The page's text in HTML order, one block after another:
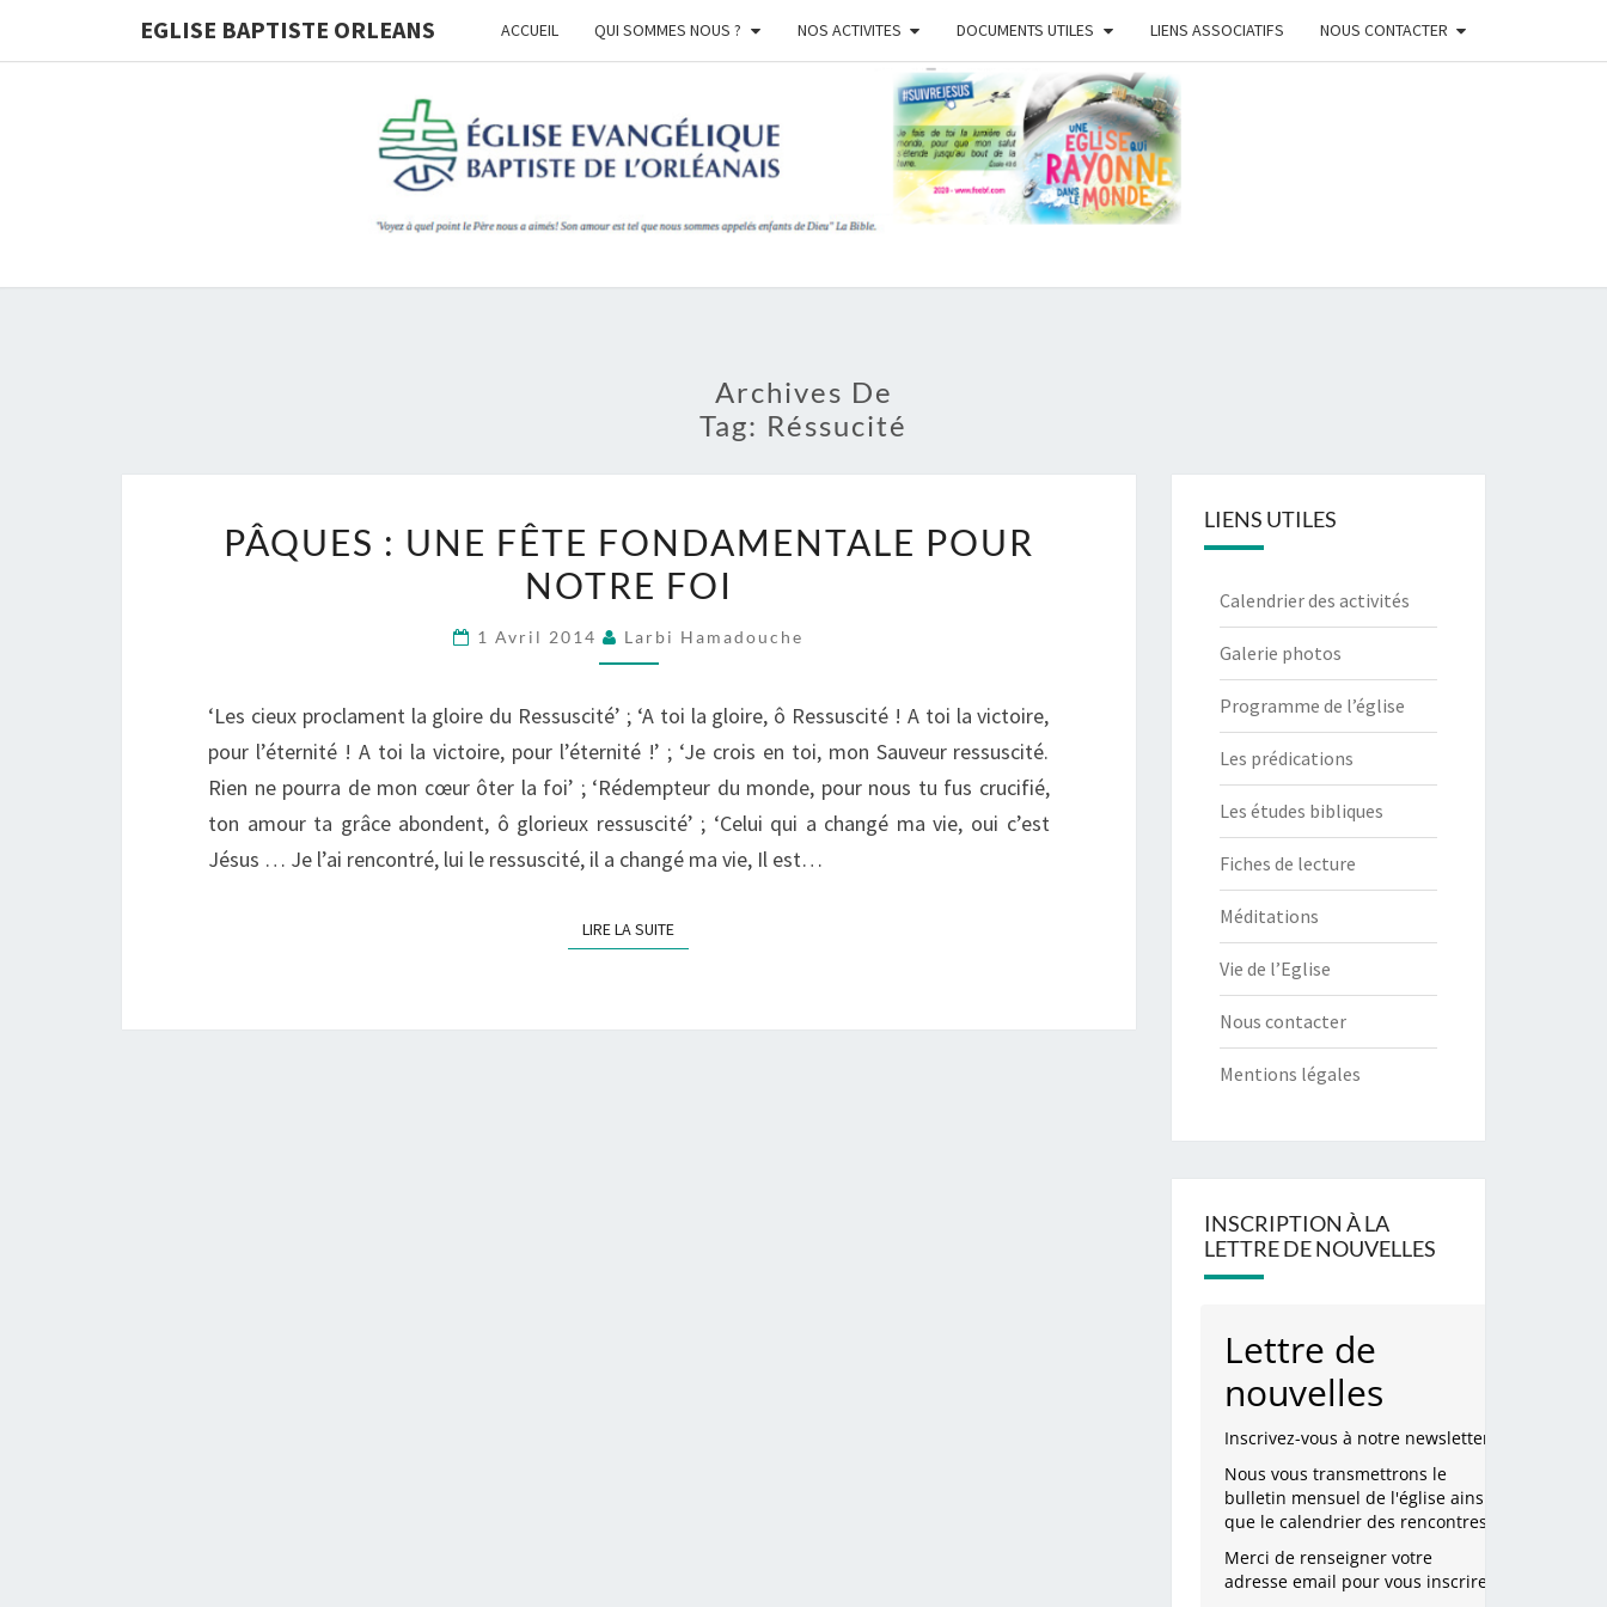
EGLISE BAPTISTE ORLEANS ACCUEIL QUI SOMMES NOUS ? NOS ACTIVITES DOCUMENTS UTILES LIENS ASSOCIATIFS NOUS CONTACTER
EGLISE
BAPTISTE
ORLEANS
Archives De
Tag: Réssucité
UNE
FÊTE
POUR
FOI
PÂQUES : UNE FÊTE FONDAMENTALE POUR
NOTRE FOI
1 Avril 2014 Larbi Hamadouche
‘Les cieux proclament la gloire du Ressuscité’ ; ‘A toi la gloire, ô Ressuscité ! A toi la victoire,
pour l’éternité ! A toi la victoire, pour l’éternité !’ ; ‘Je crois en toi, mon Sauveur ressuscité.
Rien ne pourra de mon cœur ôter la foi’ ; ‘Rédempteur du monde, pour nous tu fus crucifié,
ton amour ta grâce abondent, ô glorieux ressuscité’ ; ‘Celui qui a changé ma vie, oui c’est
Jésus … Je l’ai rencontré, lui le ressuscité, il a changé ma vie, Il est…
LIRE LA SUITELIRE LA SUITE
LIENS UTILES
Calendrier des activités
Galerie photos
Programme de l’église
Les prédications
Les études bibliques
Fiches de lecture
Méditations
Vie de l’Eglise
Nous contacter
Mentions légales
INSCRIPTION À LA
LETTRE DE NOUVELLES
Lettre de
nouvelles
Inscrivez-vous à notre newsletter.
Nous vous transmettrons le
bulletin mensuel de l'église ainsi
que le calendrier des rencontres.
Merci de renseigner votre
adresse email pour vous inscrire